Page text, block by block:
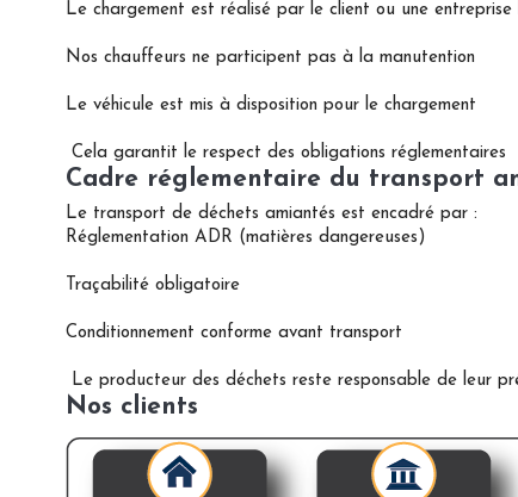
Le chargement est réalisé par le client ou une entreprise
Nos chauffeurs ne participent pas à la manutention
Le véhicule est mis à disposition pour le chargement
Cela garantit le respect des obligations réglementaires
Cadre réglementaire du transport
Le transport de déchets amiantés est encadré par :
Réglementation ADR (matières dangereuses)
Traçabilité obligatoire
Conditionnement conforme avant transport
Le producteur des déchets reste responsable de leur
Nos clients